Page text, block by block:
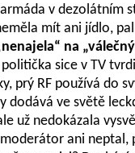
v dezolátním
mít ani jídlo,
nenajela“ na
sice v TV
prý RF používá do
dodává ve světě
už nedokázala
ani neptal,